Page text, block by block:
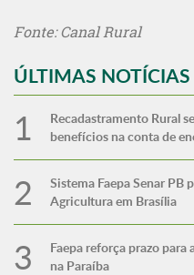
Fonte: Canal Rural
ÚLTIMAS NOTÍCIAS
Recadastramento Rural
benefícios na conta de
Sistema Faepa Senar
Agricultura em Brasília
Faepa reforça prazo
na Paraíba